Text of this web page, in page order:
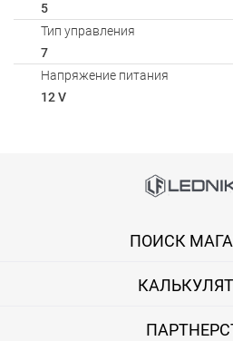
5
Тип управления
7
Напряжение питания
12 V
Вы можете оплатить покупку на
Оплата при получении
Вы можете оплатить заказ
ПОИСК